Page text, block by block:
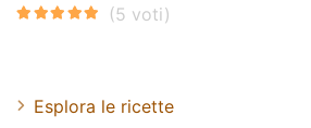
Esplora le ricette